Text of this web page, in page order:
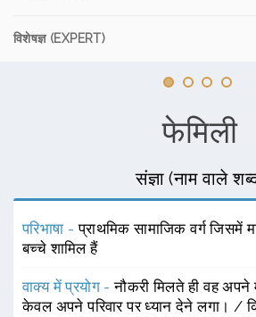
विशेषज्ञ (EXPERT)
फेमिली
संज्ञा (नाम वाले
परिभाषा -प्राथमिक सामाजिक वर्ग जिसमें
बच्चे शामिल हैं
वाक्य में प्रयोग -नौकरी मिलते ही वह अपने
केवल अपने परिवार पर ध्यान देने लगा। /